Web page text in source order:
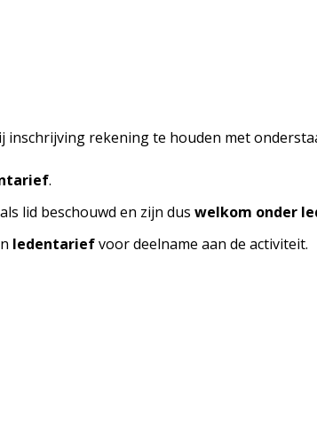
inschrijving rekening te houden met
.
lid beschouwd en zijn dus welkom onder
ledentariefvoor deelname aan de activiteit.